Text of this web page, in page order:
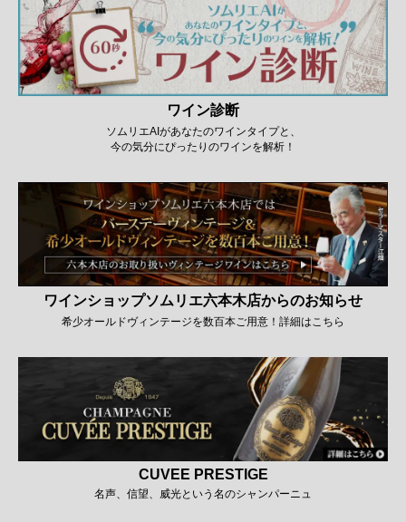
ワイン診断
ソムリエAIがあなたのワインタイプと、
今の気分にぴったりのワインを解析！
ワインショップソムリエ六本木店からのお知らせ
希少オールドヴィンテージを数百本ご用意！詳細はこちら
CUVEE PRESTIGE
名声、信望、威光という名のシャンパーニュ